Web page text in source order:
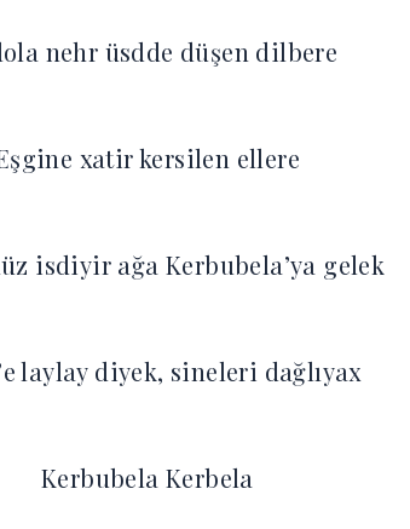
nehr üsdde düşen dilbere
xatir kersilen ellere
isdiyir ağa Kerbubela’ya gelek
laylay diyek, sineleri dağlıyax
Kerbubela Kerbela